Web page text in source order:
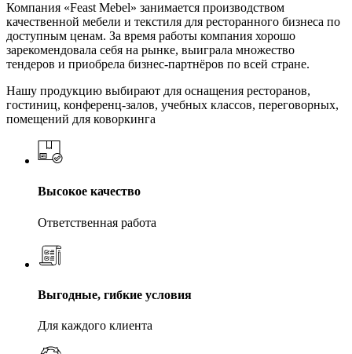
Компания «Feast Mebel» занимается производством
качественной мебели и текстиля для ресторанного бизнеса по
доступным ценам. За время работы компания хорошо
зарекомендовала себя на рынке, выиграла множество
тендеров и приобрела бизнес-партнёров по всей стране.
Нашу продукцию выбирают для оснащения ресторанов,
гостиниц, конференц-залов, учебных классов, переговорных,
помещений для коворкинга
Высокое качество
Ответственная работа
Выгодные, гибкие условия
Для каждого клиента